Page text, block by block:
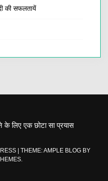
की सफलतायें
के लिए एक छोटा सा प्रयास
THEME: AMPLE BLOG BY
.